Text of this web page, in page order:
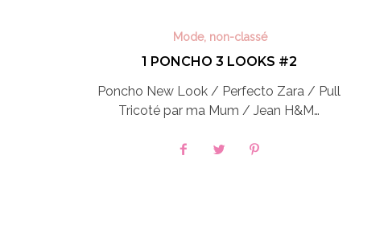
Mode, non-classé
1 PONCHO 3 LOOKS #2
Poncho New Look / Perfecto Zara / Pull
Tricoté par ma Mum / Jean H&M…